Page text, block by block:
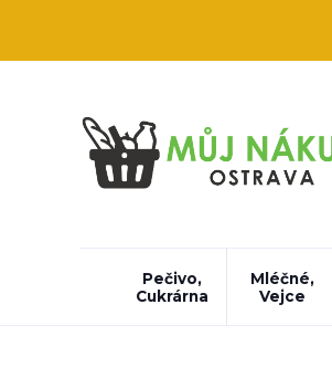
Pečivo,
Cukrárna
Mléčné,
Vejce